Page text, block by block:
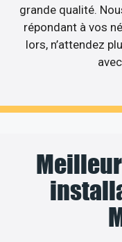
grande qualité.
répondant à vos
lors, n’attendez